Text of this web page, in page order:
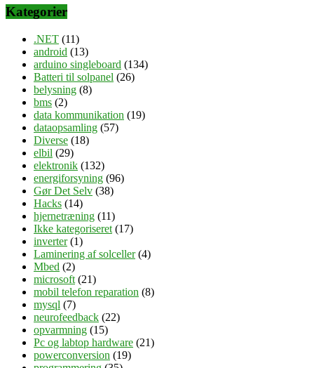
Kategorier
.NET (11)
android (13)
arduino singleboard (134)
Batteri til solpanel (26)
belysning (8)
bms (2)
data kommunikation (19)
dataopsamling (57)
Diverse (18)
elbil (29)
elektronik (132)
energiforsyning (96)
Gør Det Selv (38)
Hacks (14)
hjernetræning (11)
Ikke kategoriseret (17)
inverter(1)
Laminering af solceller(4)
Mbed (2)
microsoft (21)
mobil telefon reparation (8)
mysql (7)
neurofeedback (22)
opvarmning (15)
Pc og labtop hardware (21)
powerconversion (19)